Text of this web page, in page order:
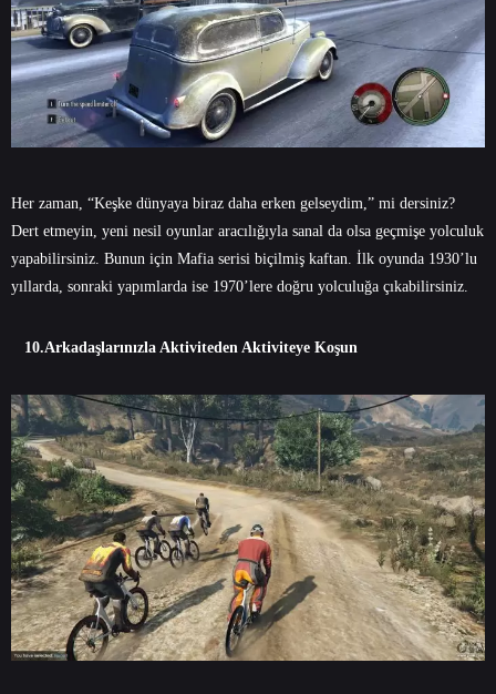
Her zaman, “Keşke dünyaya biraz daha erken gelseydim,” mi dersiniz?
Dert etmeyin, yeni nesil oyunlar aracılığıyla sanal da olsa geçmişe yolculuk
yapabilirsiniz. Bunun için Mafia serisi biçilmiş kaftan. İlk oyunda 1930’lu
yıllarda, sonraki yapımlarda ise 1970’lere doğru yolculuğa çıkabilirsiniz.
10.Arkadaşlarınızla Aktiviteden Aktiviteye Koşun